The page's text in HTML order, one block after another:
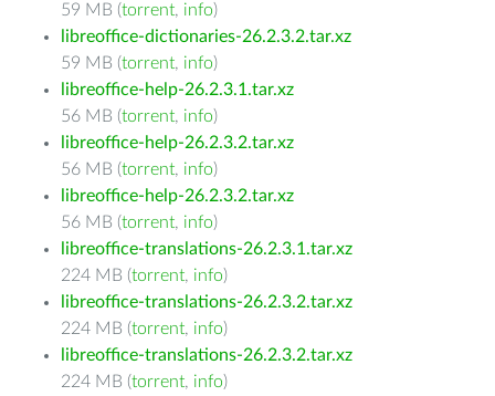
59 MB (torrent, info)
libreoffice-dictionaries-26.2.3.2.tar.xz
59 MB (torrent, info)
libreoffice-help-26.2.3.1.tar.xz
56 MB (torrent, info)
libreoffice-help-26.2.3.2.tar.xz
56 MB (torrent, info)
libreoffice-help-26.2.3.2.tar.xz
56 MB (torrent, info)
libreoffice-translations-26.2.3.1.tar.xz
224 MB (torrent, info)
libreoffice-translations-26.2.3.2.tar.xz
224 MB (torrent, info)
libreoffice-translations-26.2.3.2.tar.xz
224 MB (torrent, info)